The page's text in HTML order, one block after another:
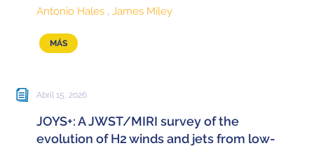
SOC / LOC
Lugar y Alojamiento
Dónde comer
Registro
Declaración de privacidad
Antonio Hales
James Miley
MÁS
Abril 15, 2026
JOYS+: A JWST/MIRI survey of the
evolution of H2 winds and jets from low-